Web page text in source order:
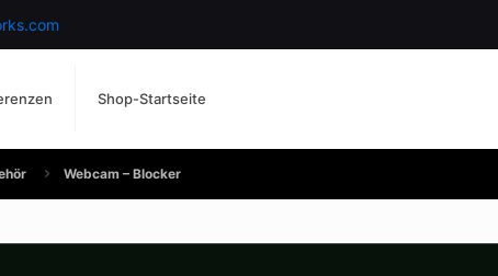
Shop-Startseite
Webcam – Blocker